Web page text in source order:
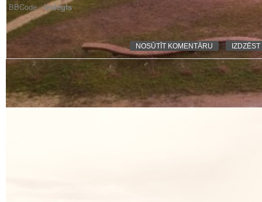
BBCode -izslēgts